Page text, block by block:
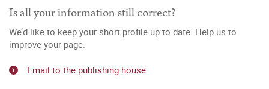
Is all your information still correct?
We’d like to keep your short profile up to date. Help us to
improve your page.
Email to the publishing house